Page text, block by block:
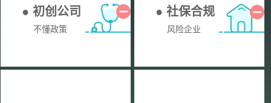
● 初创公司
不懂政策
● 社保合规
风险企业